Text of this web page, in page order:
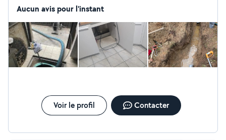
installation, chauffe-eau) Nettoyage (appart, maison,
(débouchage, curage, entretien de fosses, inspection
caméra) Et autres petits travaux ou services selon vos
besoins ! Sérieux, rapide et pro Déplacement possible
dans toute la région Devis gratuit Travail soigné
N'hésitez pas à me contacter pour plus d'infos ou un
Aucun avis pour l'instant
Voir le profil Contacter